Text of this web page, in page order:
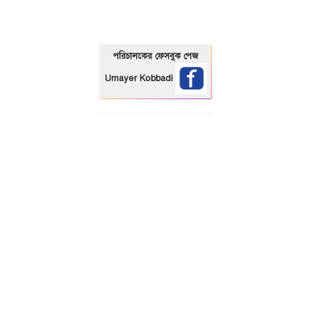
পরিচালকের ফেসবুক পেজ
Umayer Kobbadi